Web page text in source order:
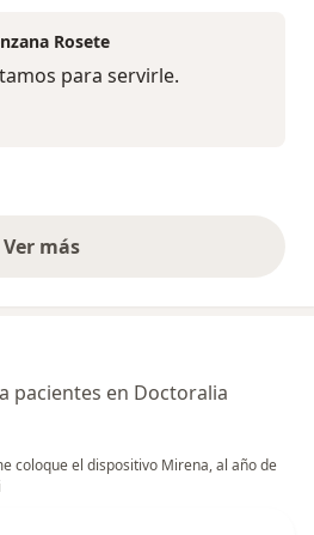
Rosete
para servirle.
Ver másopiniones anteriores
pacientes en Doctoralia
coloque el dispositivo Mirena, al año de